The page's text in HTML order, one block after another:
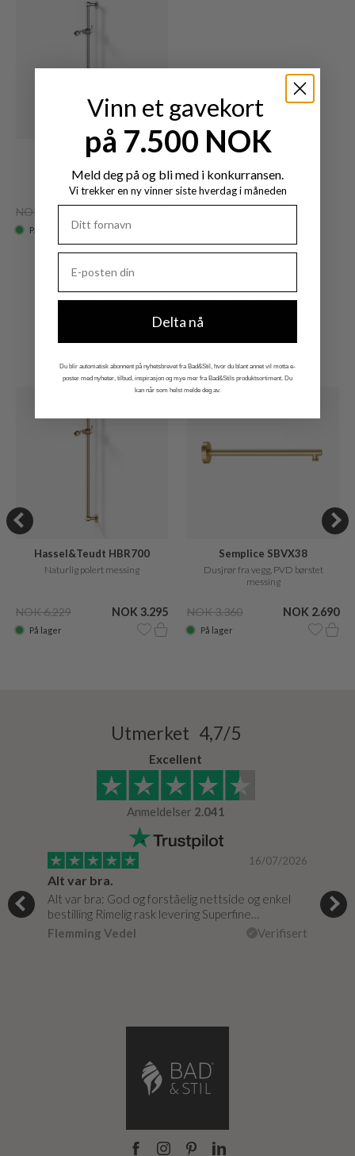
Hassel&Teudt HBR700
Krom
NOK 5.189
På lager
ANDRE HAR OGSÅ
SETT PÅ
Hassel&Teudt HBR700
Naturlig polert messing
NOK 6.229 NOK 3.295
På lager
Semplice SBVX38
Dusjrør fra vegg, PVD børstet
messing
NOK 3.360 NOK 2.690
På lager
Utmerket 4,7/5
Excellent
Anmeldelser 2.041
16/07/2026
Alt var bra.
Alt var bra: God og forståelig nettside og enkel
bestilling Rimelig rask levering Superfine…
Flemming Vedel
Verifisert
Jeg
fikk
Vinn et gavekort
på 7.500 NOK
Meld deg på og bli med i konkurransen.
Vi trekker en ny vinner siste hverdag i måneden
Delta nå
Du blir automatisk abonnent på nyhetsbrevet fra Bad&Stil, hvor du blant annet vil motta e-
poster med nyheter, tilbud, inspirasjon og mye mer fra Bad&Stils produktsortiment. Du
kan når som helst melde deg av.